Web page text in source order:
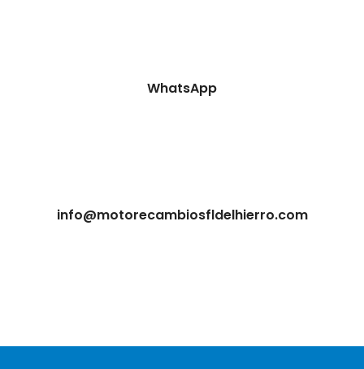
WhatsApp
info@motorecambiosfldelhierro.com